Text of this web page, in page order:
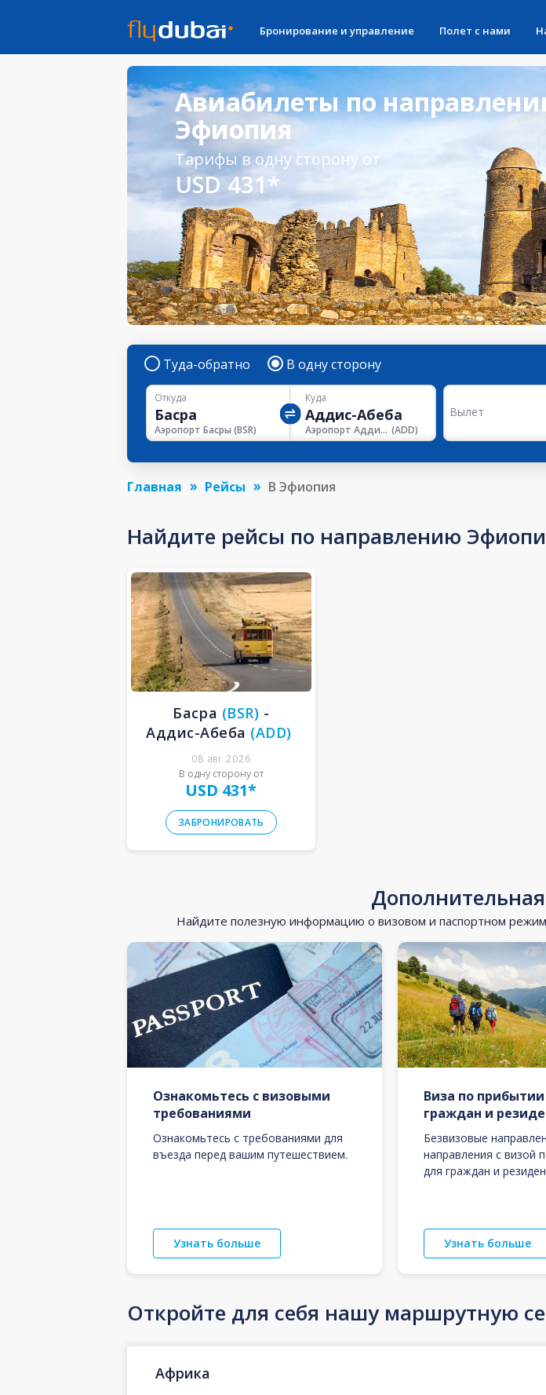
Бронирование и управление Полет с нами
Авиабилеты по
Эфиопия
Тарифы в одну сторону от
USD 431*
Туда-обратно В одну сторону
Откуда
Аэропорт Басры (BSR)
Куда
Аэропорт Аддис-Абебы (ADD)
Вылет
Главная Рейсы В Эфиопия
Найдите рейсы по направлению
Басра (BSR) -
Аддис-Абеба (ADD)
08 авг 2026
В одну сторону от
USD 431*
ЗАБРОНИРОВАТЬ
Найдите полезную информацию о визовом и паспортном
Ознакомьтесь с визовыми
требованиями
Ознакомьтесь с требованиями для
въезда перед вашим путешествием.
Узнать больше
Виза по
граждан и
Безвизовые
направления с визой
для граждан и
Узнать больше
Откройте для себя нашу маршрутную
Африка